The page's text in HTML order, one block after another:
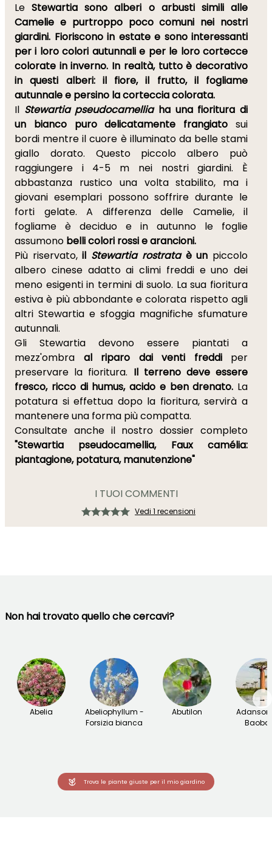
Le Stewartia sono alberi o arbusti simili alle
Camelie e purtroppo poco comuni nei nostri
giardini. Fioriscono in estate e sono interessanti
per i loro colori autunnali e per le loro cortecce
colorate in inverno. In realtà, tutto è decorativo
in questi alberi: il fiore, il frutto, il fogliame
autunnale e persino la corteccia colorata.
Il Stewartia pseudocamelliaha una fioritura di
un bianco puro delicatamente frangiato sui
bordi mentre il cuore è illuminato da belle stami
giallo dorato. Questo piccolo albero può
raggiungere i 4-5 m nei nostri giardini. È
abbastanza rustico una volta stabilito, ma i
giovani esemplari possono soffrire durante le
forti gelate. A differenza delle Camelie, il
fogliame è deciduo e in autunno le foglie
assumono belli colori rossi e arancioni.
Più riservato,il Stewartia rostrataè un piccolo
albero cinese adatto ai climi freddi e uno dei
meno esigenti in termini di suolo. La sua fioritura
estiva è più abbondante e colorata rispetto agli
altri Stewartia e sfoggia magnifiche sfumature
autunnali.
Gli Stewartia devono essere piantati a
mezz'ombra al riparo dai venti freddiper
preservare la fioritura. Il terreno deve essere
fresco, ricco di humus, acido e ben drenato. La
potatura si effettua dopo la fioritura, servirà a
mantenere una forma più compatta.
Consultate anche il nostro dossier completo
"Stewartia pseudocamellia, Faux camélia:
piantagione, potatura, manutenzione"
I TUOI COMMENTI
Vedi 1 recensioni
Non hai trovato quello che cercavi?
Abelia
Abeliophyllum -
Forsizia bianca
Abutilon
→
Trova le piante giuste per il mio giardino